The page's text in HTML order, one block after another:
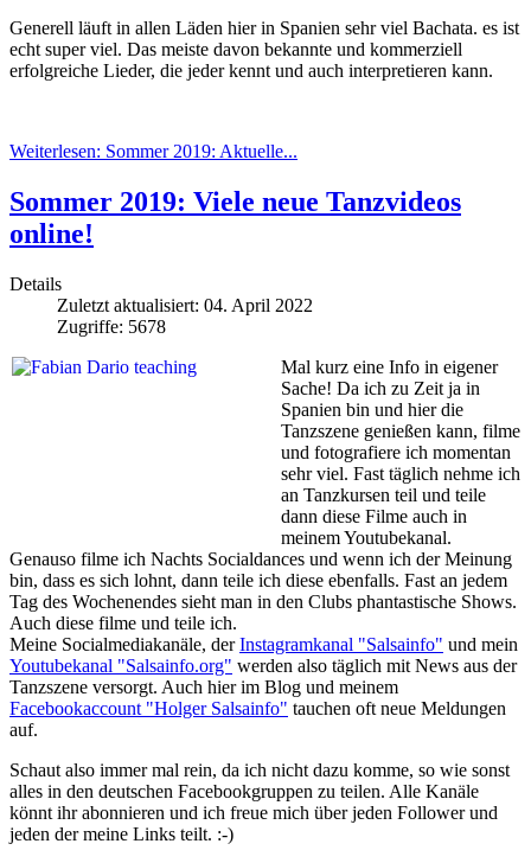
Generell läuft in allen Läden hier in Spanien sehr viel Bachata. es ist
echt super viel. Das meiste davon bekannte und kommerziell
erfolgreiche Lieder, die jeder kennt und auch interpretieren kann.
Weiterlesen: Sommer 2019: Aktuelle...
Sommer 2019: Viele neue Tanzvideos
online!
Details
Zuletzt aktualisiert: 04. April 2022
Zugriffe: 5678
Mal kurz eine Info in eigener
Sache! Da ich zu Zeit ja in
Spanien bin und hier die
Tanzszene genießen kann, filme
und fotografiere ich momentan
sehr viel. Fast täglich nehme ich
an Tanzkursen teil und teile
dann diese Filme auch in
meinem Youtubekanal.
Genauso filme ich Nachts Socialdances und wenn ich der Meinung
bin, dass es sich lohnt, dann teile ich diese ebenfalls. Fast an jedem
Tag des Wochenendes sieht man in den Clubs phantastische Shows.
Auch diese filme und teile ich.
Meine Socialmediakanäle, derInstagramkanal "Salsainfo" und mein
Youtubekanal "Salsainfo.org" werden also täglich mit News aus der
Tanzszene versorgt. Auch hier im Blog und meinem
Facebookaccount "Holger Salsainfo" tauchen oft neue Meldungen
auf.
Schaut also immer mal rein, da ich nicht dazu komme, so wie sonst
alles in den deutschen Facebookgruppen zu teilen. Alle Kanäle
könnt ihr abonnieren und ich freue mich über jeden Follower und
jeden der meine Links teilt. :-)